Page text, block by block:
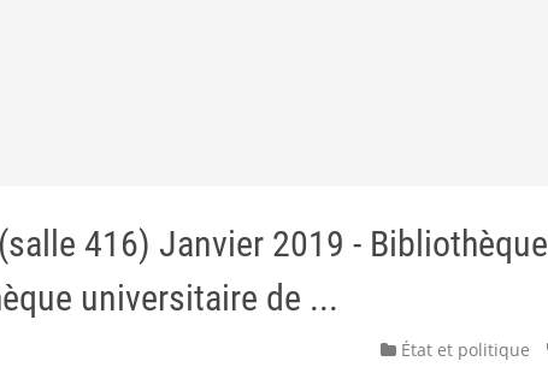
416) Janvier 2019 - Bibliothèque
universitaire de ...
État et politique